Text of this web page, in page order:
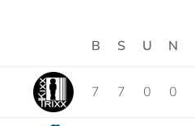
B S U N
7 7 0 0